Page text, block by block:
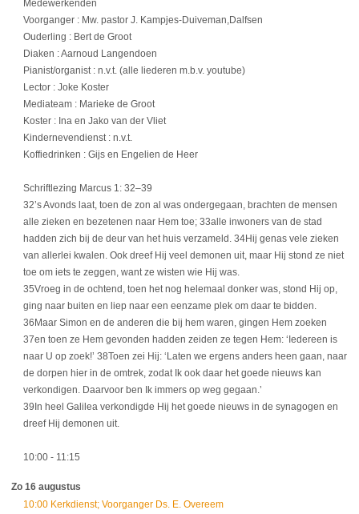
Medewerkenden
Voorganger : Mw. pastor J. Kampjes-Duiveman,Dalfsen
Ouderling : Bert de Groot
Diaken : Aarnoud Langendoen
Pianist/organist : n.v.t. (alle liederen m.b.v. youtube)
Lector : Joke Koster
Mediateam : Marieke de Groot
Koster : Ina en Jako van der Vliet
Kindernevendienst : n.v.t.
Koffiedrinken : Gijs en Engelien de Heer
Schriftlezing Marcus 1: 32–39
32’s Avonds laat, toen de zon al was ondergegaan, brachten de mensen
alle zieken en bezetenen naar Hem toe; 33alle inwoners van de stad
hadden zich bij de deur van het huis verzameld. 34Hij genas vele zieken
van allerlei kwalen. Ook dreef Hij veel demonen uit, maar Hij stond ze niet
toe om iets te zeggen, want ze wisten wie Hij was.
35Vroeg in de ochtend, toen het nog helemaal donker was, stond Hij op,
ging naar buiten en liep naar een eenzame plek om daar te bidden.
36Maar Simon en de anderen die bij hem waren, gingen Hem zoeken
37en toen ze Hem gevonden hadden zeiden ze tegen Hem: ‘Iedereen is
naar U op zoek!’ 38Toen zei Hij: ‘Laten we ergens anders heen gaan, naar
de dorpen hier in de omtrek, zodat Ik ook daar het goede nieuws kan
verkondigen. Daarvoor ben Ik immers op weg gegaan.’
39In heel Galilea verkondigde Hij het goede nieuws in de synagogen en
dreef Hij demonen uit.
10:00 - 11:15
Zo 16 augustus
10:00 Kerkdienst; Voorganger Ds. E. Overeem